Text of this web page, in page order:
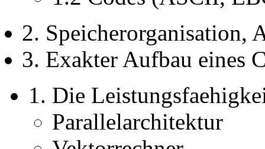
2. Speicherorganisation,
3. Exakter Aufbau eines
1. Die
Parallelarchitektur